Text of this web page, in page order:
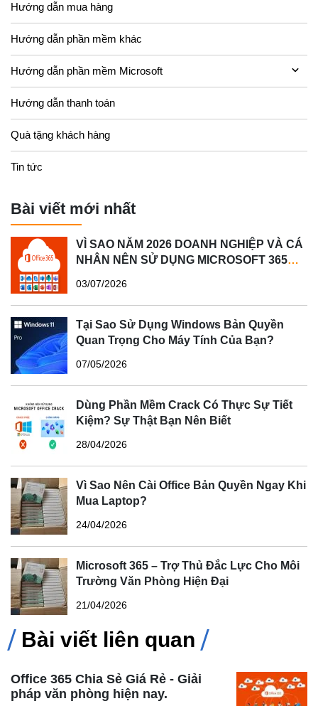
Hướng dẫn mua hàng
Hướng dẫn phần mềm khác
Hướng dẫn phần mềm Microsoft
Hướng dẫn thanh toán
Quà tặng khách hàng
Tin tức
Bài viết mới nhất
VÌ SAO NĂM 2026 DOANH NGHIỆP VÀ CÁ
NHÂN NÊN SỬ DỤNG MICROSOFT 365
03/07/2026
Tại Sao Sử Dụng Windows Bản Quyền
Quan Trọng Cho Máy Tính Của Bạn?
07/05/2026
Dùng Phần Mềm Crack Có Thực Sự Tiết
Kiệm? Sự Thật Bạn Nên Biết
28/04/2026
Vì Sao Nên Cài Office Bản Quyền Ngay Khi
Mua Laptop?
24/04/2026
Microsoft 365 – Trợ Thủ Đắc Lực Cho Môi
Trường Văn Phòng Hiện Đại
21/04/2026
Bài viết liên quan
Office 365 Chia Sẻ Giá Rẻ - Giải
pháp văn phòng hiện nay.